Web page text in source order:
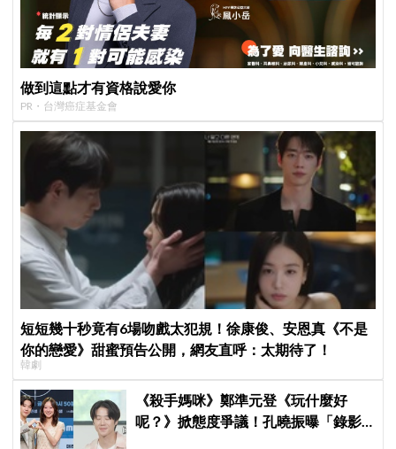
做到這點才有資格說愛你
PR・台灣癌症基金會
短短幾十秒竟有6場吻戲太犯規！徐康俊、安恩真《不是
你的戀愛》甜蜜預告公開，網友直呼：太期待了！
韓劇
《殺手媽咪》鄭準元登《玩什麼好
呢？》掀態度爭議！孔曉振曝「錄影